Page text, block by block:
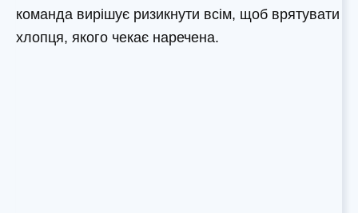
команда вирішує ризикнути всім, щоб врятувати
хлопця, якого чекає наречена.